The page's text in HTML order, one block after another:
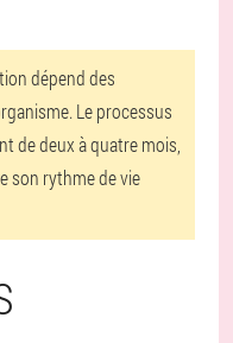
dépend des
Le processus
de deux à quatre mois,
son rythme de vie